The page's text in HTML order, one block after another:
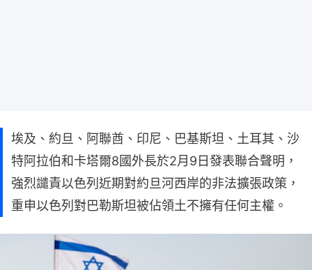
埃及、約旦、阿聯酋、印尼、巴基斯坦、土耳其、沙
特阿拉伯和卡塔爾8國外長於2月9日發表聯合聲明，
強烈譴責以色列近期對約旦河西岸的非法擴張政策，
重申以色列對巴勒斯坦被佔領土不擁有任何主權。